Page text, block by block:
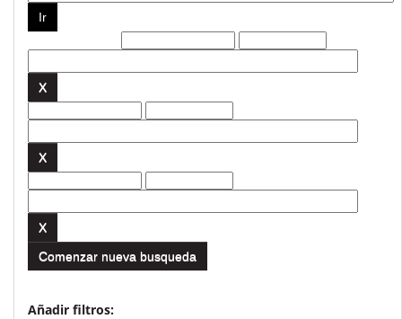
Comenzar nueva busqueda
Añadir filtros: